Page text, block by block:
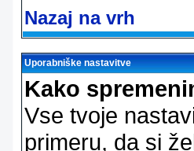
Nazaj na vrh
Uporabniške nastavitve
Kako
Vse tvoje
primeru, da si